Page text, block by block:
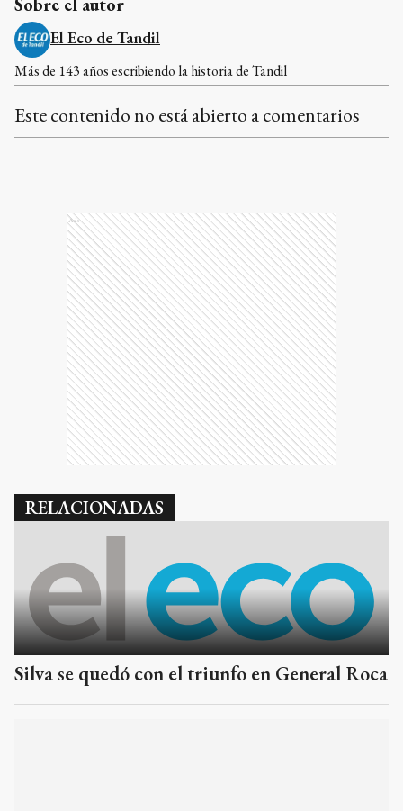
El Eco de Tandil
Más de 143 años escribiendo la historia de Tandil
Este contenido no está abierto a comentarios
Ads
RELACIONADAS
Silva se quedó con el triunfo en General Roca